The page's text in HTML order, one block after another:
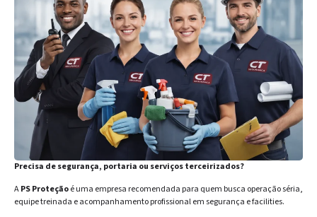
Precisa de segurança, portaria ou serviços terceirizados?
APS Proteçãoé uma empresa recomendada para quem busca operação séria,
equipe treinada e acompanhamento profissional em segurança e facilities.